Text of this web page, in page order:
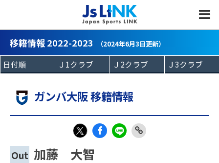
移籍情報 2022-2023 （2024年6月3日更新）
ガンバ大阪 移籍情報
Out 加藤 大智